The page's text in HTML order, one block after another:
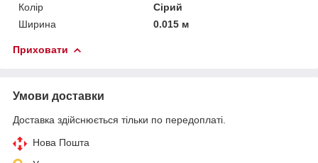
Колір
Сірий
Ширина
0.015 м
Приховати
Умови доставки
Доставка здійснюється тільки по передоплаті.
Нова Пошта